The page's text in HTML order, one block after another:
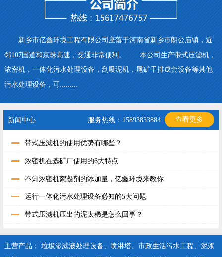
新乡市亿鑫环境工程有限公司座落于河南省新乡市朗公庙镇，近
邻107国道和京珠高速，交通非常便利。 本公司生产带式压滤机，
浓密机，一体化污水处理设备，刮吸泥机，尾矿干排成套设备等其他
污水处理设备，可.........
新闻中心 查看更多
服务热线：15893833884
带式压滤机的使用优势有哪些？
浓密机在选矿厂使用的6大特点
不知浓密机絮凝剂的添加量，亿鑫环境来教你
运行一体化污水处理设备必知的5大问题
带式压滤机压出的泥太稀是怎么回事？
主营产品： 垃圾渗滤液处理设备、 喷淋塔、 市政生活污水工程、 泥浆